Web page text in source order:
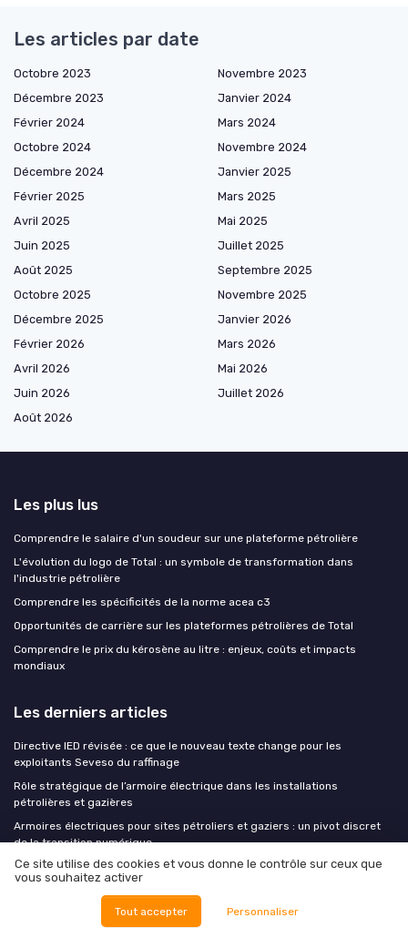
Les articles par date
Octobre 2023
Novembre 2023
Décembre 2023
Janvier 2024
Février 2024
Mars 2024
Octobre 2024
Novembre 2024
Décembre 2024
Janvier 2025
Février 2025
Mars 2025
Avril 2025
Mai 2025
Juin 2025
Juillet 2025
Août 2025
Septembre 2025
Octobre 2025
Novembre 2025
Décembre 2025
Janvier 2026
Février 2026
Mars 2026
Avril 2026
Mai 2026
Juin 2026
Juillet 2026
Août 2026
Les plus lus
Comprendre le salaire d'un soudeur sur une plateforme pétrolière
L'évolution du logo de Total : un symbole de transformation dans
l'industrie pétrolière
Comprendre les spécificités de la norme acea c3
Opportunités de carrière sur les plateformes pétrolières de Total
Comprendre le prix du kérosène au litre : enjeux, coûts et impacts
mondiaux
Les derniers articles
Directive IED révisée : ce que le nouveau texte change pour les
exploitants Seveso du raffinage
Rôle stratégique de l’armoire électrique dans les installations
pétrolières et gazières
Armoires électriques pour sites pétroliers et gaziers : un pivot discret
de la transition numérique
Comment le découpeur plasma transforme la maintenance des aciers
dans l’industrie pétrolière et gazière
Pénurie d'ingénieurs forage : l'industrie va-t-elle automatiser plus vite
qu'elle ne le souhaite ?
Ce site utilise des cookies et vous donne le contrôle sur ceux que
vous souhaitez activer
Tout accepter Personnaliser